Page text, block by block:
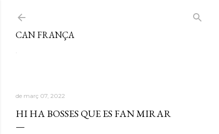
CAN FRANÇA
.
de març 07, 2022
HI HA BOSSES QUE ES FAN MIRAR